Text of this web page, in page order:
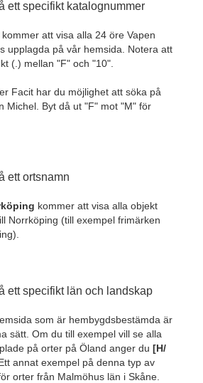
ett specifikt katalognummer
kommer att visa alla 24 öre Vapen
upplagda på vår hemsida. Notera att
(.) mellan "F" och "10".
Facit har du möjlighet att söka på
Michel. Byt då ut "F" mot "M" för
ett ortsnamn
kommer att visa alla objekt
Norrköping (till exempel frimärken
ett specifikt län och landskap
som är hembygdsbestämda är
sätt. Om du till exempel vill se alla
på orter på Öland anger du [H/
annat exempel på denna typ av
orter från Malmöhus län i Skåne.